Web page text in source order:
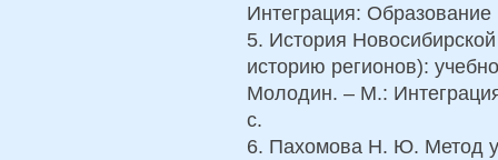
Интеграция:
5. История
историю регионов):
Молодин. – М.:
с.
6. Пахомова Н. Ю. Метод